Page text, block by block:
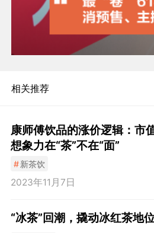
相关推荐
康师傅饮品的涨价逻辑：市
想象力在“茶”不在“面”
#新茶饮
2023年11月7日
“冰茶”回潮，撬动冰红茶地